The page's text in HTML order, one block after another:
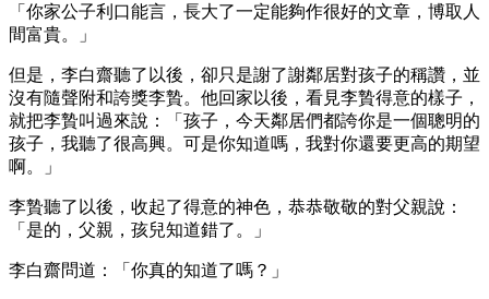
「你家公子利口能言，長大了一定能夠作很好的文章，博取人
間富貴。」
但是，李白齋聽了以後，卻只是謝了謝鄰居對孩子的稱讚，並
沒有隨聲附和誇獎李贄。他回家以後，看見李贄得意的樣子，
就把李贄叫過來說：「孩子，今天鄰居們都誇你是一個聰明的
孩子，我聽了很高興。可是你知道嗎，我對你還要更高的期望
啊。」
李贄聽了以後，收起了得意的神色，恭恭敬敬的對父親說：
「是的，父親，孩兒知道錯了。」
李白齋問道：「你真的知道了嗎？」